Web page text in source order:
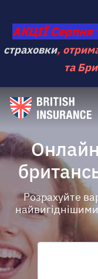
АКЦІЇ
страховки,
та
Розрахуйте